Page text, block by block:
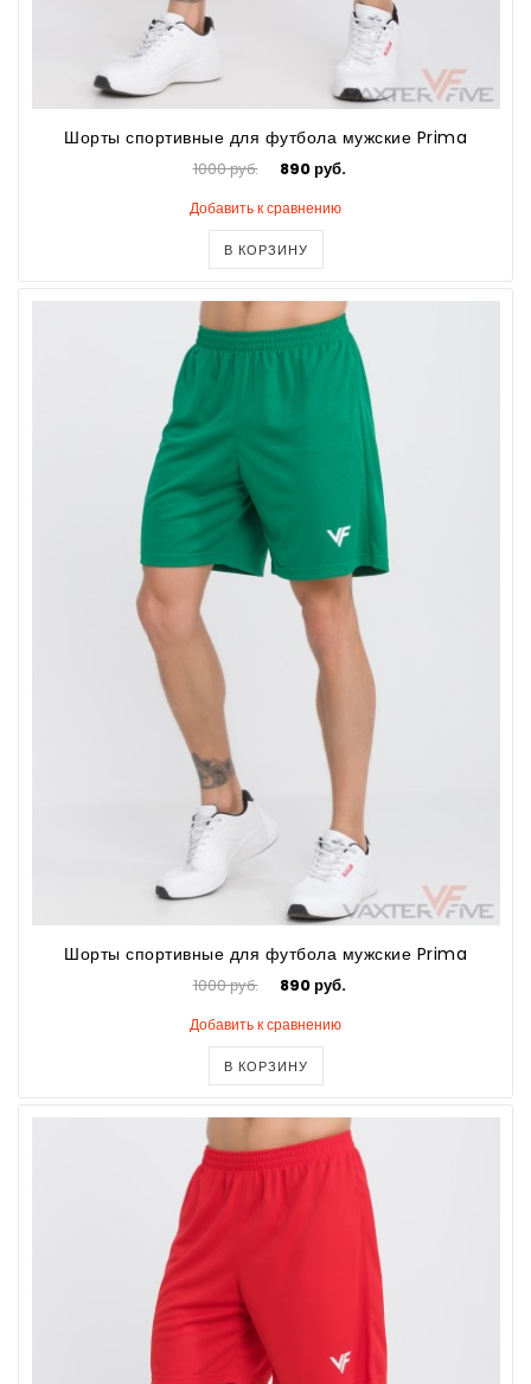
Шорты спортивные для футбола мужские Prima
1000 руб. 890 руб.
Добавить к сравнению
В КОРЗИНУ
Шорты спортивные для футбола мужские Prima
1000 руб. 890 руб.
Добавить к сравнению
В КОРЗИНУ